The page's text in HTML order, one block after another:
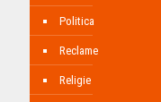
Politica
Reclame
Religie